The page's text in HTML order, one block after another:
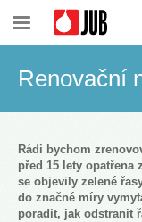
Fasádní systémy a
Renovační
Rádi bychom
před 15 lety opatřena
se objevily zelené
do značné míry
poradit, jak odstranit